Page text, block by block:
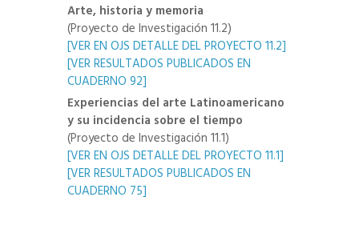
Arte, historia y memoria
(Proyecto de Investigación 11.2)
[VER EN OJS DETALLE DEL PROYECTO 11.2]
[VER RESULTADOS PUBLICADOS EN
CUADERNO 92]
Experiencias del arte Latinoamericano
y su incidencia sobre el tiempo
(Proyecto de Investigación 11.1)
[VER EN OJS DETALLE DEL PROYECTO 11.1]
[VER RESULTADOS PUBLICADOS EN
CUADERNO 75]